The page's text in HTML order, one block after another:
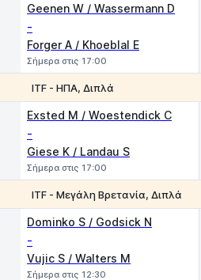
Geenen W / Wassermann D
-
Forger A / Khoeblal E
Σήμερα στις 17:00
ITF - ΗΠΑ, Διπλά
Exsted M / Woestendick C
-
Giese K / Landau S
Σήμερα στις 17:00
ITF - Μεγάλη Βρετανία, Διπλά
Dominko S / Godsick N
-
Vujic S / Walters M
Σήμερα στις 12:30